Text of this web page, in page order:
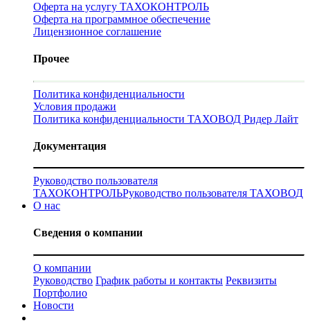
Оферта на услугу ТАХОКОНТРОЛЬ
Оферта на программное обеспечение
Лицензионное соглашение
Прочее
Политика конфиденциальности
Условия продажи
Политика конфиденциальности ТАХОВОД Ридер Лайт
Документация
Руководство пользователя
ТАХОКОНТРОЛЬРуководство пользователя ТАХОВОД
О нас
Сведения о компании
О компании
Руководство График работы и контакты Реквизиты
Портфолио
Новости